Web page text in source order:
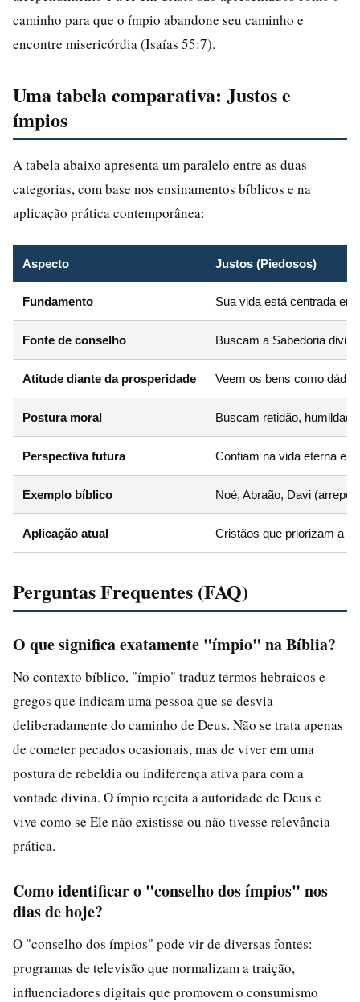
caminho para que o ímpio abandone seu caminho e
encontre misericórdia (Isaías 55:7).
Uma tabela comparativa: Justos e
ímpios
A tabela abaixo apresenta um paralelo entre as duas
categorias, com base nos ensinamentos bíblicos e na
aplicação prática contemporânea:
Aspecto Justos (Piedosos)
Fundamento Sua vida está centrada
Fonte de conselho Buscam a Sabedoria
Atitude diante da prosperidade Veem os bens como
Postura moral Buscam retidão,
Perspectiva futura Confiam na vida eterna e
Exemplo bíblico Noé, Abraão, Davi
Aplicação atual Cristãos que priorizam a
Perguntas Frequentes (FAQ)
O que significa exatamente "ímpio" na Bíblia?
No contexto bíblico, "ímpio" traduz termos hebraicos e
gregos que indicam uma pessoa que se desvia
deliberadamente do caminho de Deus. Não se trata apenas
de cometer pecados ocasionais, mas de viver em uma
postura de rebeldia ou indiferença ativa para com a
vontade divina. O ímpio rejeita a autoridade de Deus e
vive como se Ele não existisse ou não tivesse relevância
prática.
Como identificar o "conselho dos ímpios" nos
dias de hoje?
O "conselho dos ímpios" pode vir de diversas fontes:
programas de televisão que normalizam a traição,
influenciadores digitais que promovem o consumismo